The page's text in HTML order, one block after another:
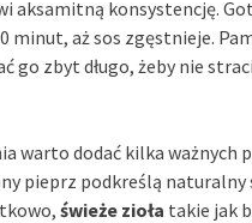
aksamitną konsystencję.
minut, aż sos zgęstnieje.
go zbyt długo, żeby nie
warto dodać kilka ważnych
pieprz podkreślą naturalny
świeże zioła takie jak